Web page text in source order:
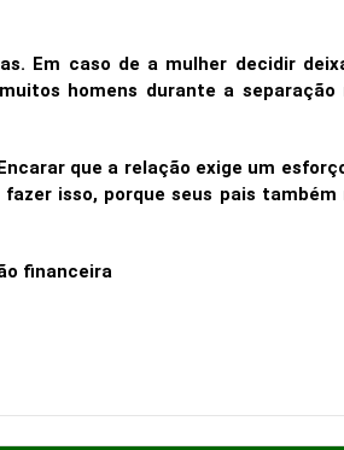
Em caso de a mulher decidir
homens durante a separação
que a relação exige um
isso, porque seus pais também
financeira